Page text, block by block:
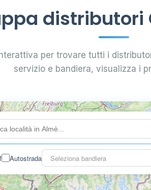
distributori
per trovare tutti i
servizio e bandiera, visualizza i
Autostrada Seleziona bandiera